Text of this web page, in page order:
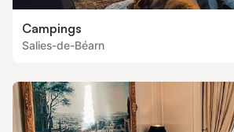
Campings
Salies-de-Béarn